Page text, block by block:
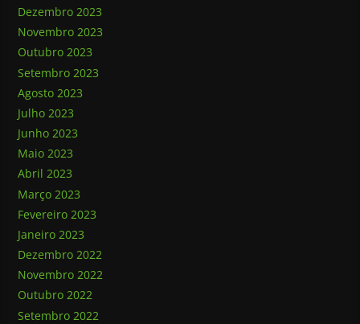
Dezembro 2023
Novembro 2023
Outubro 2023
Setembro 2023
Agosto 2023
Julho 2023
Junho 2023
Maio 2023
Abril 2023
Março 2023
Fevereiro 2023
Janeiro 2023
Dezembro 2022
Novembro 2022
Outubro 2022
Setembro 2022